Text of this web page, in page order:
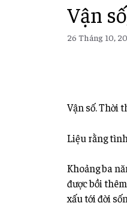
Vận
26 Tháng 10,
Vận số. Thời
Liệu rằng
Khoảng ba
được bồi
xấu tới đời